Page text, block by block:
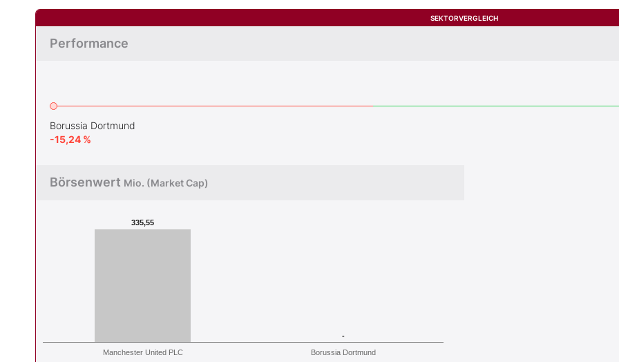
SEKTORVERGLEICH
Performance
Borussia Dortmund
-15,24 %
Börsenwert Mio. (Market Cap)
335,55
-
Manchester United PLC
Borussia Dortmund